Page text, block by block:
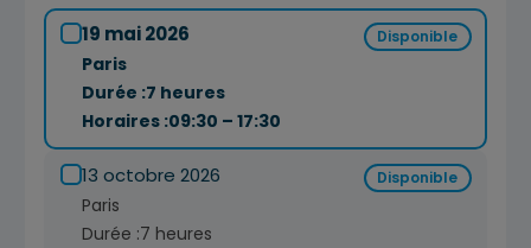
19 mai 2026 Disponible
Paris
Durée :7 heures
Horaires :09:30 – 17:30
13 octobre 2026 Disponible
Paris
Durée :7 heures